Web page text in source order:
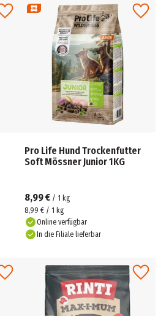
Pro Life Hund Trockenfutter
Soft Mössner Junior 1KG
8,99 € / 1 kg
8,99 € / 1 kg
Online verfügbar
In die Filiale lieferbar